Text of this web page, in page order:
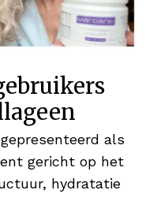
als
gericht op het
hydratatie